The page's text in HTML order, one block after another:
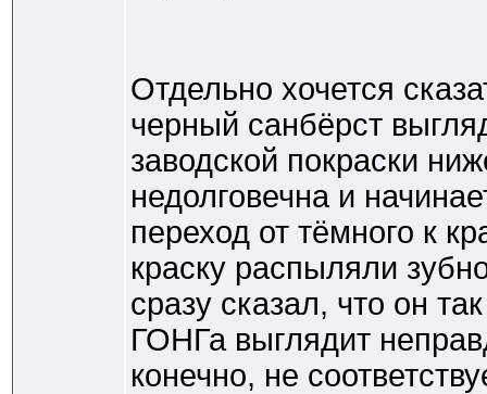
Отдельно хочется
черный санбёрст
заводской покраски
недолговечна и
переход от тёмного к
краску распыляли
сразу сказал, что он
ГОНГа выглядит
конечно, не